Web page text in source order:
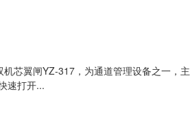
芯翼闸YZ-317，为通道管理设备之一，主
速打开...